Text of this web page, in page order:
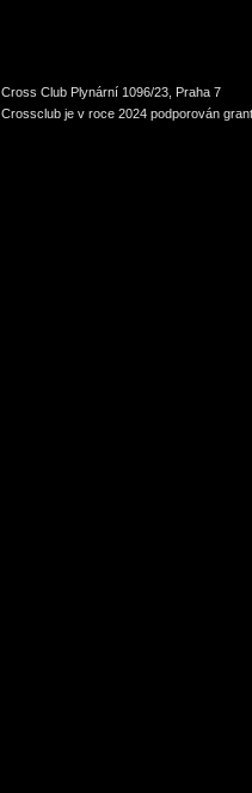
Cross Club Plynární 1096/23, Praha 7
Crossclub je v roce 2024 podporován